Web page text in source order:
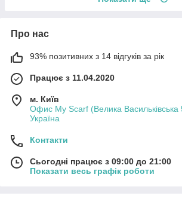
Про нас
93% позитивних з 14 відгуків за рік
Працює з 11.04.2020
м. Київ
Офис My Scarf (Велика Васильківська
Україна
Контакти
Сьогодні працює з 09:00 до 21:00
Показати весь графік роботи